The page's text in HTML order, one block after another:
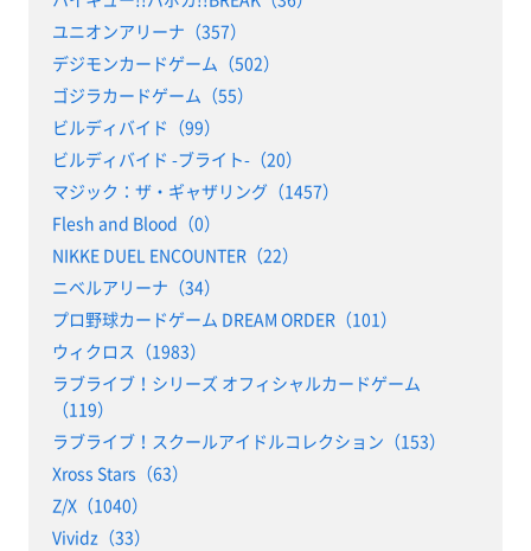
ユニオンアリーナ（357）
デジモンカードゲーム（502）
ゴジラカードゲーム（55）
ビルディバイド（99）
ビルディバイド -ブライト-（20）
マジック：ザ・ギャザリング（1457）
Flesh and Blood（0）
NIKKE DUEL ENCOUNTER（22）
ニベルアリーナ（34）
プロ野球カードゲーム DREAM ORDER（101）
ウィクロス（1983）
ラブライブ！シリーズ オフィシャルカードゲーム
（119）
ラブライブ！スクールアイドルコレクション（153）
Xross Stars（63）
Z/X（1040）
Vividz（33）